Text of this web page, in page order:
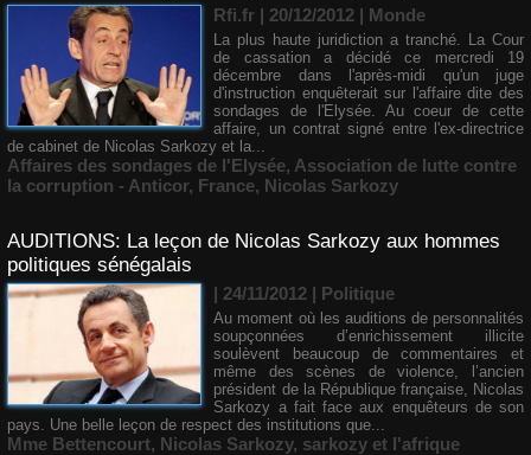
Rfi.fr | 20/12/2012 | Monde
La plus haute juridiction a tranché. La Cour
de cassation a décidé ce mercredi 19
décembre dans l'après-midi qu'un juge
d'instruction enquêterait sur l'affaire dite des
sondages de l'Elysée. Au coeur de cette
affaire, un contrat signé entre l'ex-directrice
de cabinet de Nicolas Sarkozy et la...
Affaires des sondages de l'Elysée, Association de lutte contre
la corruption - Anticor, France, Nicolas Sarkozy
AUDITIONS: La leçon de Nicolas Sarkozy aux hommes
politiques sénégalais
| 24/11/2012 | Politique
Au moment où les auditions de personnalités
soupçonnées d’enrichissement illicite
soulèvent beaucoup de commentaires et
même des scènes de violence, l’ancien
président de la République française, Nicolas
Sarkozy a fait face aux enquêteurs de son
pays. Une belle leçon de respect des institutions que...
Mme Bettencourt, Nicolas Sarkozy, sarkozy et l'afrique